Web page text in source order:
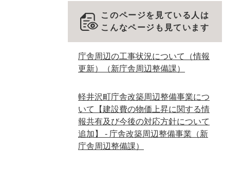
このページを見ている人は
こんなページも見ています
庁舎周辺の工事状況について（情報
更新）（新庁舎周辺整備課）
軽井沢町庁舎改築周辺整備事業につ
いて【建設費の物価上昇に関する情
報共有及び今後の対応方針について
追加】 - 庁舎改築周辺整備事業（新
庁舎周辺整備課）